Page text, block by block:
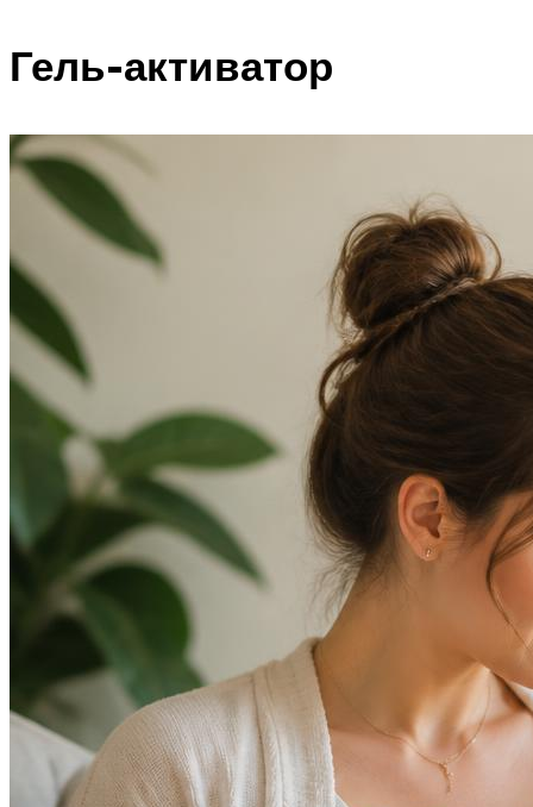
Гель-активатор